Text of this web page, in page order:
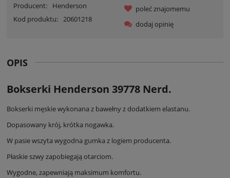
Producent:
Henderson
Kod produktu: 20601218
poleć znajomemu
dodaj opinię
OPIS
Bokserki Henderson 39778 Nerd.
Bokserki męskie wykonana z bawełny z dodatkiem elastanu.
Dopasowany krój, krótka nogawka.
W pasie wszyta wygodna gumka z logiem producenta.
Płaskie szwy zapobiegają otarciom.
Wygodne, zapewniają maksimum komfortu.